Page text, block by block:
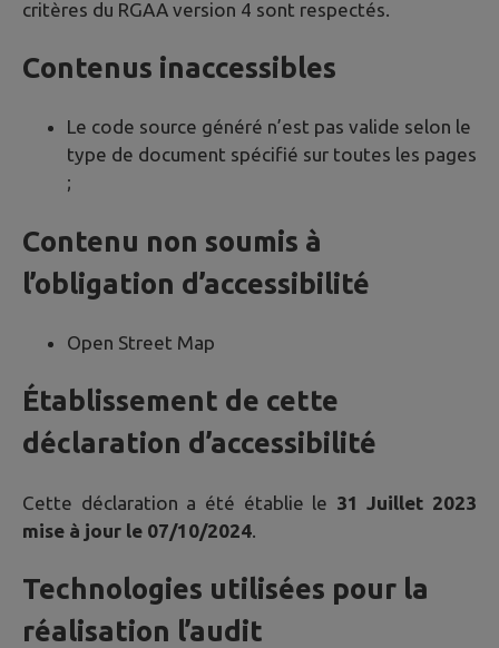
critères du RGAA version 4 sont respectés.
Contenus inaccessibles
Le code source généré n’est pas valide selon le
type de document spécifié sur toutes les pages
;
Contenu non soumis à
l’obligation d’accessibilité
Open Street Map
Établissement de cette
déclaration d’accessibilité
Cette déclaration a été établie le 31 Juillet 2023
mise à jour le 07/10/2024
Technologies utilisées pour la
réalisation l’audit